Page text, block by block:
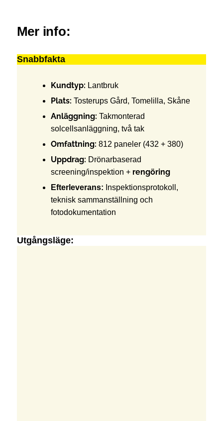
Mer info:
Snabbfakta
Kundtyp: Lantbruk
Plats: Tosterups Gård, Tomelilla, Skåne
Anläggning: Takmonterad
solcellsanläggning, två tak
Omfattning: 812 paneler (432 + 380)
Uppdrag: Drönarbaserad
screening/inspektion + rengöring
Efterleverans: Inspektionsprotokoll,
teknisk sammanställning och
fotodokumentation
Utgångsläge: